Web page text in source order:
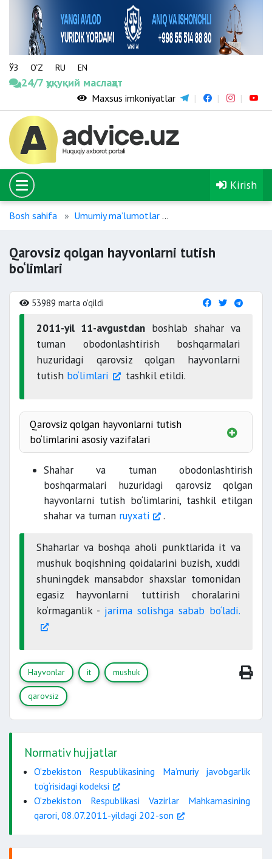
ЎЗ O‘Z RU EN
24/7 ҳуқуқий маслаҳат
Maxsus imkoniyatlar
Kirish
Bosh sahifa Umumiy maʼlumotlar
Qarovsiz qolgan hayvonlarni tutish
bo‘limlari
53989 marta o'qildi
2011-yil 11-avgustdan boshlab shahar va
tuman obodonlashtirish boshqarmalari
huzuridagi qarovsiz qolgan hayvonlarni
tutish bo‘limlari tashkil etildi.
Qarovsiz qolgan hayvonlarni tutish
bo‘limlarini asosiy vazifalari
Shahar va tuman obodonlashtirish
boshqarmalari huzuridagi qarovsiz qolgan
hayvonlarni tutish bo‘limlarini, tashkil etilgan
shahar va tuman ruyxati .
Shaharlar va boshqa aholi punktlarida it va
mushuk boqishning qoidalarini buzish, xuddi
shuningdek mansabdor shaxslar tomonidan
egasiz hayvonlarni tuttirish choralarini
ko‘rmaganlik - jarima solishga sabab bo‘ladi.
Hayvonlar it mushuk
qarovsiz
Normativ hujjatlar
O‘zbekiston Respublikasining Ma’muriy javobgarlik
to‘g‘risidagi kodeksi
O‘zbekiston Respublikasi Vazirlar Mahkamasining
qarori, 08.07.2011-yildagi 202-son